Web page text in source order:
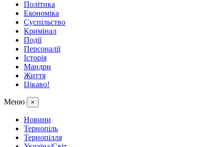
Політика
Економіка
Суспільство
Кримінал
Події
Персоналії
Історія
Мандри
Життя
Цікаво!
Меню ×
Новини
Тернопіль
Тернопілля